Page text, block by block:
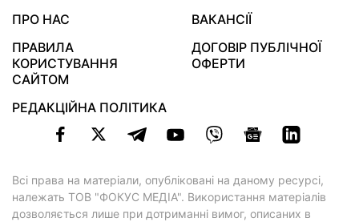
ПРО НАС
ВАКАНСІЇ
ПРАВИЛА
КОРИСТУВАННЯ
САЙТОМ
ДОГОВІР ПУБЛІЧНОЇ
ОФЕРТИ
РЕДАКЦІЙНА ПОЛІТИКА
Всі права на матеріали, опубліковані на даному ресурсі,
належать ТОВ "ФОКУС МЕДІА". Використання матеріалів
дозволяється лише при дотриманні вимог, описаних в